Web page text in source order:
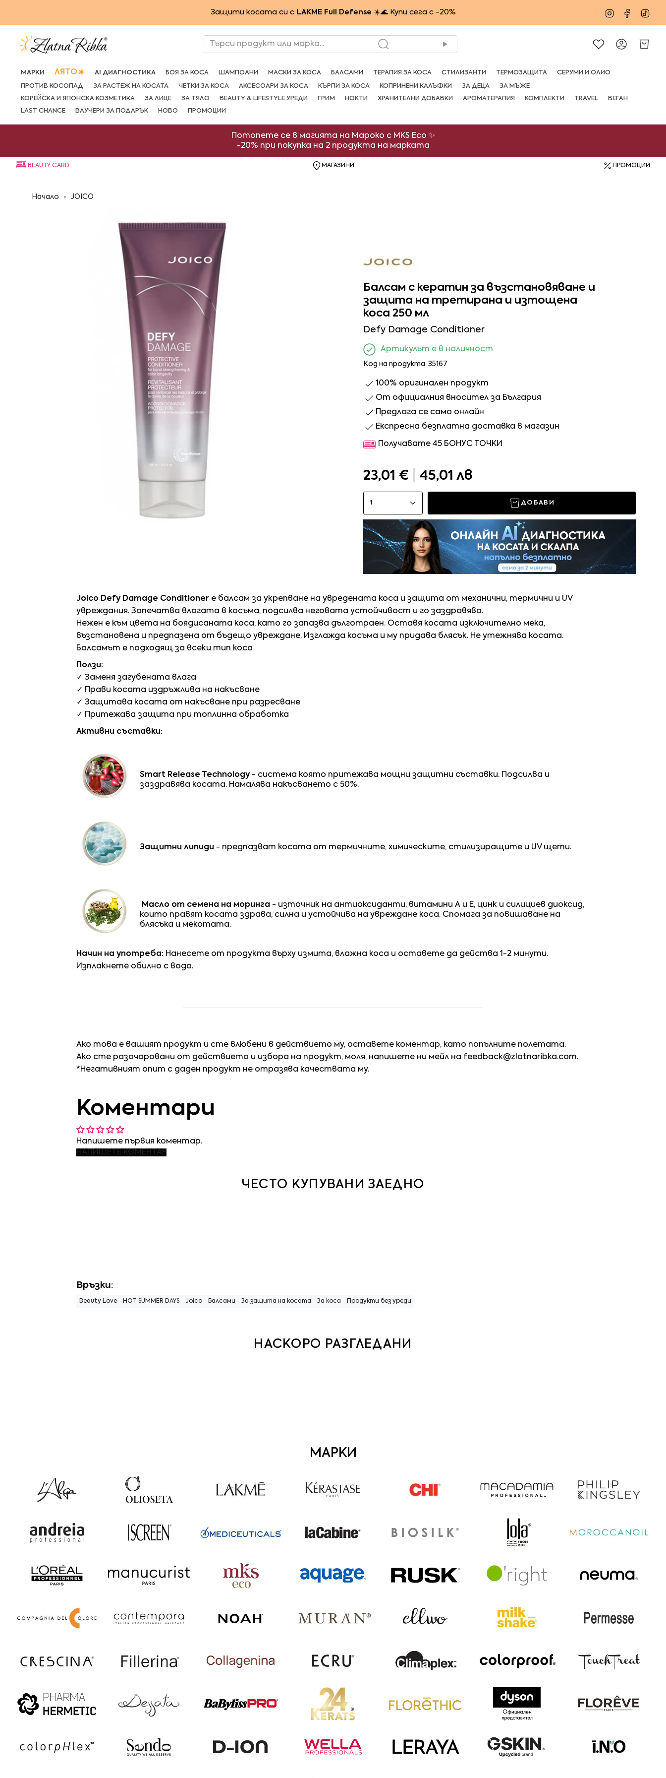
Потопете се в магията на Мароко с MKS Eco ✨
-20% при покупка на 2 продукта на марката
Защити косата си с LAKME Full Defense ☀️🌊 Купи сега с -20% Instagram
Търси продукт или марка... Сметка
МАРКИ ЛЯТО☀️ AI ДИАГНОСТИКА БОЯ ЗА КОСА ШАМПОАНИ МАСКИ ЗА КОСА БАЛСАМИ ТЕРАПИЯ ЗА КОСА СТИЛИЗАНТИ ТЕРМОЗАЩИТА СЕРУМИ И ОЛИО
ПРОТИВ КОСОПАД ЗА РАСТЕЖ НА КОСАТА ЧЕТКИ ЗА КОСА АКСЕСОАРИ ЗА КОСА КЪРПИ ЗА КОСА КОПРИНЕНИ КАЛЪФКИ ЗА ДЕЦА
ЗА МЪЖЕ
КОРЕЙСКА И ЯПОНСКА КОЗМЕТИКА
ЗА ЛИЦЕ ЗА ТЯЛО BEAUTY & LIFESTYLE УРЕДИ ГРИМ НОКТИ ХРАНИТЕЛНИ ДОБАВКИ АРОМАТЕРАПИЯ КОМПЛЕКТИ TRAVEL
ВЕГАН
LAST CHANCE
ВАУЧЕРИ ЗА ПОДАРЪК НОВО ПРОМОЦИИ
BEAUTY CARD МАГАЗИНИ ПРОМОЦИИ
Начало JOICO
Балсам с кератин за възстановяване и
защита на третирана и изтощена
коса 250 мл
Defy Damage Conditioner
Артикулът е в наличност
Код на продукта: 35167
100% оригинален продукт
От официалния вносител за България
Предлага се само онлайн
Експресна безплатна доставка в магазин
Получавате 45 БОНУС ТОЧКИ
23,01 € 45,01 лв
1 ДОБАВИ
Joico Defy Damage Conditioner е балсам за укрепване на увредената коса и защита от механични, термични и UV
увреждания. Запечатва влагата в косъма, подсилва неговата устойчивост и го заздравява.
Нежен е към цвета на боядисаната коса, като го запазва дълготраен. Оставя косата изключително мека,
възстановена и предпазена от бъдещо увреждане. Изглажда косъма и му придава блясък. Не утежнява косата.
Балсамът е подходящ за всеки тип коса
Ползи:
✓ Заменя загубената влага
✓ Прави косата издръжлива на накъсване
✓ Защитава косата от накъсване при разресване
✓ Притежава защита при топлинна обработка
Активни съставки:
Smart Release Technology - система която притежава мощни защитни съставки. Подсилва и
заздравява косата. Намалява накъсването с 50%.
Защитни липиди - предпазват косата от термичните, химическите, стилизиращите и UV щети.
Масло от семена на моринга - източник на антиоксиданти, витамини А и Е, цинк и силициев диоксид,
които правят косата здрава, силна и устойчива на увреждане коса. Спомага за повишаване на
блясъка и мекотата.
Начин на употреба: Нанесете от продукта върху измита, влажна коса и оставете да действа 1-2 минути.
Изплакнете обилно с вода.
Ако това е вашият продукт и сте влюбени в действието му, оставете коментар, като попълните полетата.
Ако сте разочаровани от действието и избора на продукт, моля, напишете ни мейл на feedback@zlatnaribka.com.
*Негативният опит с даден продукт не отразява качествата му.
Коментари
Напишете първия коментар.
НАПИШЕТЕ КОМЕНТАР
ЧЕСТО КУПУВАНИ ЗАЕДНО
Връзки:
Beauty Love HOT SUMMER DAYS Joico Балсами За защита на косата За коса Продукти без уреди
НАСКОРО РАЗГЛЕДАНИ
МАРКИ